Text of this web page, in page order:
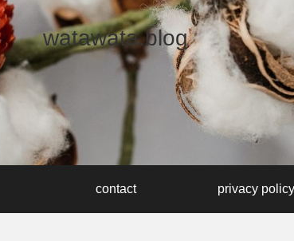
watawata.blog
contact privacy policy